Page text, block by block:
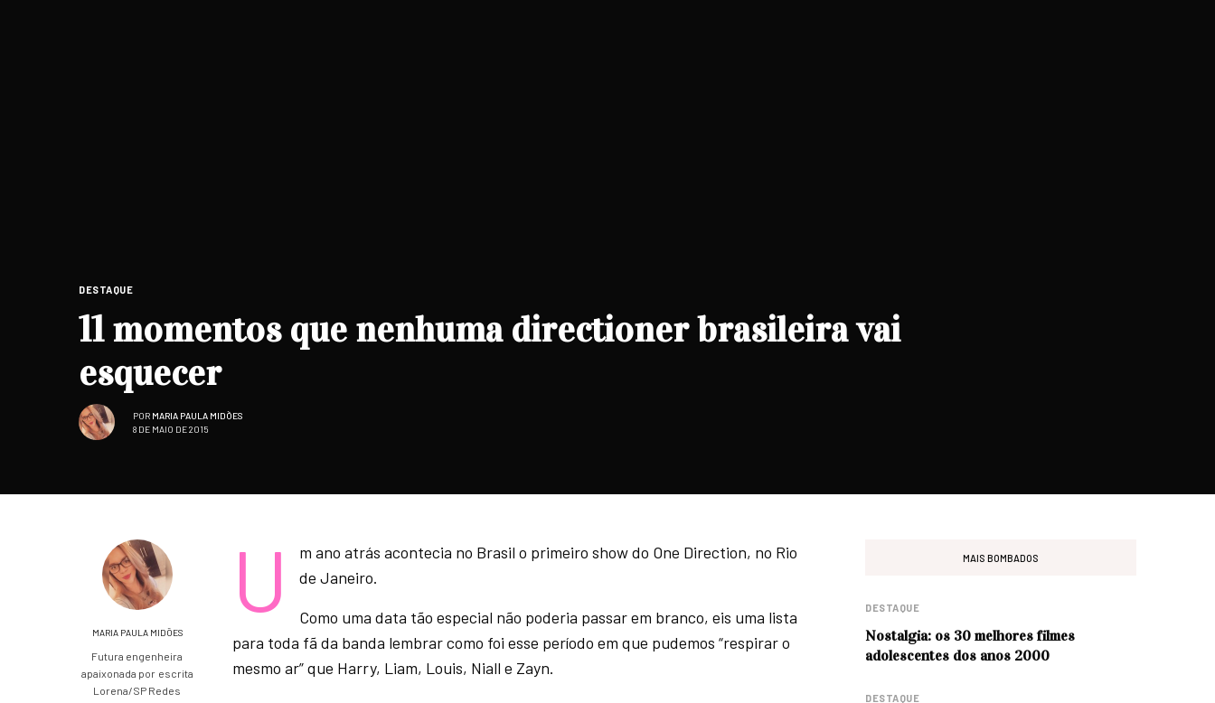
DESTAQUE
11 momentos que nenhuma directioner brasileira vai
esquecer
POR MARIA PAULA MIDÕES
8 DE MAIO DE 2015
MARIA PAULA MIDÕES
Futura engenheira
apaixonada por escrita
Lorena/SP Redes
U
m ano atrás acontecia no Brasil o primeiro show do One Direction, no Rio
de Janeiro.
Como uma data tão especial não poderia passar em branco, eis uma lista
para toda fã da banda lembrar como foi esse período em que pudemos “respirar o
mesmo ar” que Harry, Liam, Louis, Niall e Zayn.
MAIS BOMBADOS
DESTAQUE
Nostalgia: os 30 melhores filmes
adolescentes dos anos 2000
DESTAQUE